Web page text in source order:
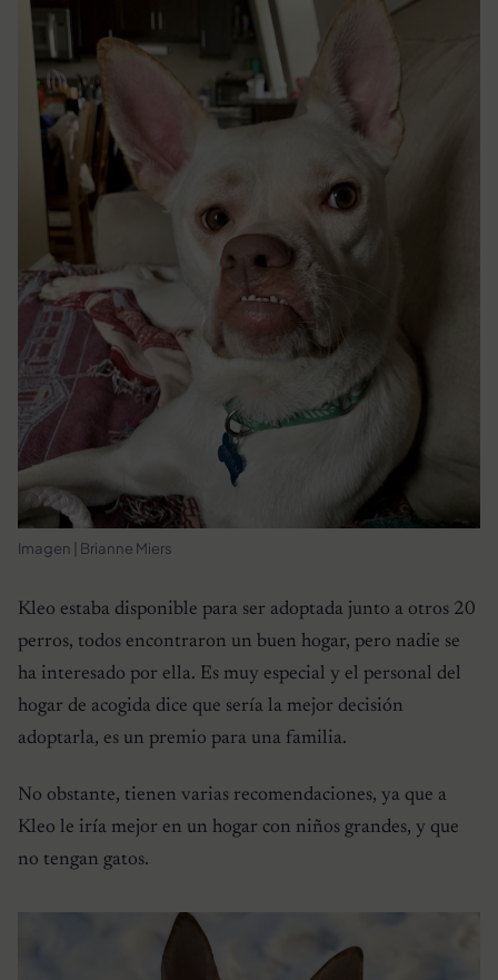
Imagen | Brianne Miers
Kleo estaba disponible para ser adoptada junto a otros 20
perros, todos encontraron un buen hogar, pero nadie se
ha interesado por ella. Es muy especial y el personal del
hogar de acogida dice que sería la mejor decisión
adoptarla, es un premio para una familia.
No obstante, tienen varias recomendaciones, ya que a
Kleo le iría mejor en un hogar con niños grandes, y que
no tengan gatos.